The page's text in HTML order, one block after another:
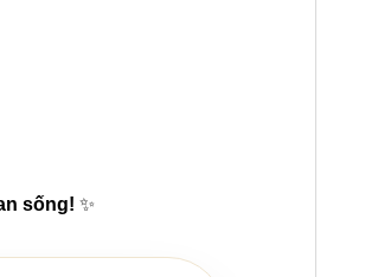
sống! ✨